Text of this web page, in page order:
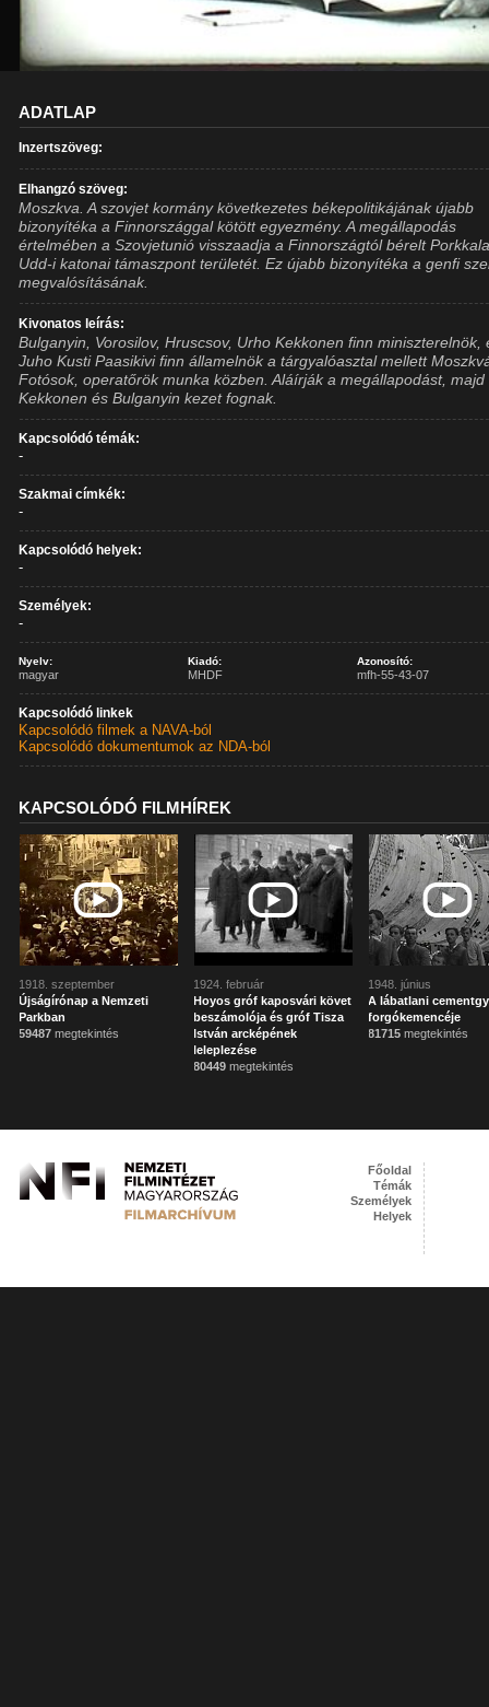
ADATLAP
Inzertszöveg:
Elhangzó szöveg:
Moszkva. A szovjet kormány következetes békepolitikájának újabb
bizonyítéka a Finnországgal kötött egyezmény. A megállapodás
értelmében a Szovjetunió visszaadja a Finnországtól bérelt
Udd-i katonai támaszpont területét. Ez újabb bizonyítéka a genfi
megvalósításának.
Kivonatos leírás:
Bulganyin, Vorosilov, Hruscsov, Urho Kekkonen finn miniszterelnök,
Juho Kusti Paasikivi finn államelnök a tárgyalóasztal mellett
Fotósok, operatőrök munka közben. Aláírják a megállapodást, majd
Kekkonen és Bulganyin kezet fognak.
Kapcsolódó témák:
-
Szakmai címkék:
-
Kapcsolódó helyek:
-
Személyek:
-
Nyelv:
magyar
Kiadó:
MHDF
Azonosító:
mfh-55-43-07
Kapcsolódó linkek
Kapcsolódó filmek a NAVA-ból
Kapcsolódó dokumentumok az NDA-ból
KAPCSOLÓDÓ FILMHÍREK
1918. szeptember
Újságírónap a Nemzeti
Parkban
59487 megtekintés
1924. február
Hoyos gróf kaposvári követ
beszámolója és gróf Tisza
István arcképének
leleplezése
80449 megtekintés
1948. június
A lábatlani
forgókemencéje
81715 megtekintés
Főoldal
Témák
Személyek
Helyek